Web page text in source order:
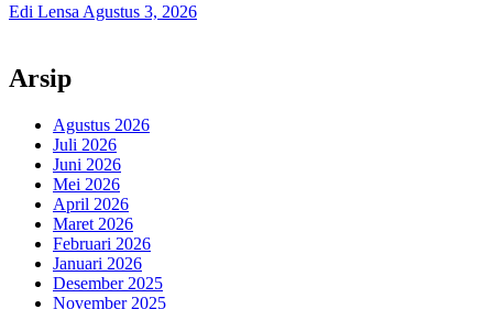
Edi Lensa Agustus 3, 2026
Arsip
Agustus 2026
Juli 2026
Juni 2026
Mei 2026
April 2026
Maret 2026
Februari 2026
Januari 2026
Desember 2025
November 2025